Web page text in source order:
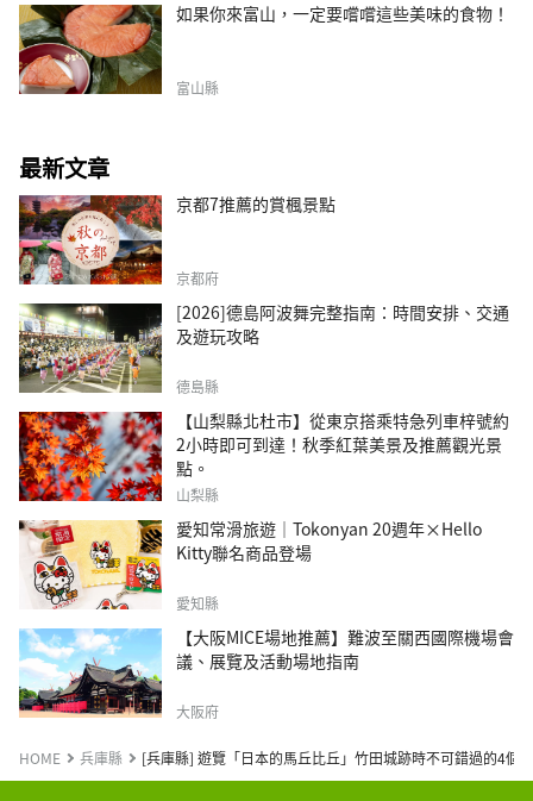
如果你來富山，一定要嚐嚐這些美味的食物！
富山縣
最新文章
京都7推薦的賞楓景點
京都府
[2026]德島阿波舞完整指南：時間安排、交通
及遊玩攻略
德島縣
【山梨縣北杜市】從東京搭乘特急列車梓號約
2小時即可到達！秋季紅葉美景及推薦觀光景
點。
山梨縣
愛知常滑旅遊｜Tokonyan 20週年×Hello
Kitty聯名商品登場
愛知縣
【大阪MICE場地推薦】難波至關西國際機場會
議、展覽及活動場地指南
大阪府
HOME 兵庫縣 [兵庫縣] 遊覽「日本的馬丘比丘」竹田城跡時不可錯過的4個